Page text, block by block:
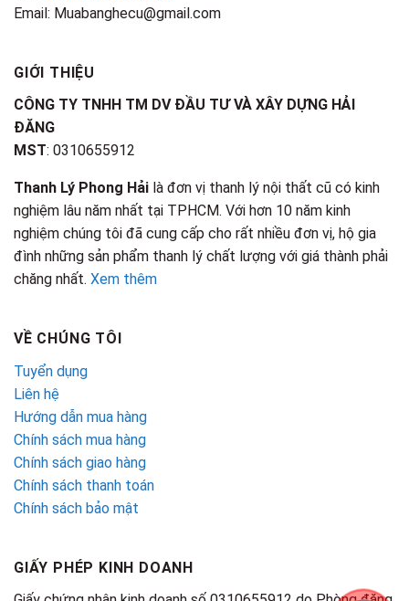
Email: Muabanghecu@gmail.com
GIỚI THIỆU
CÔNG TY TNHH TM DV ĐẦU TƯ VÀ XÂY DỰNG HẢI
ĐĂNG
MST: 0310655912
Thanh Lý Phong Hải là đơn vị thanh lý nội thất cũ có kinh
nghiệm lâu năm nhất tại TPHCM. Với hơn 10 năm kinh
nghiệm chúng tôi đã cung cấp cho rất nhiều đơn vị, hộ gia
đình những sản phẩm thanh lý chất lượng với giá thành phải
chăng nhất. Xem thêm
VỀ CHÚNG TÔI
Tuyển dụng
Liên hệ
Hướng dẫn mua hàng
Chính sách mua hàng
Chính sách giao hàng
Chính sách thanh toán
Chính sách bảo mật
GIẤY PHÉP KINH DOANH